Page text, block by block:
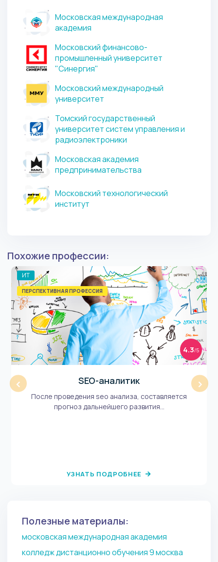
Московская международная
академия
Московский финансово-
промышленный университет
"Синергия"
Московский международный
университет
Томский государственный
университет систем управления и
радиоэлектроники
Московская академия
предпринимательства
Московский технологический
институт
Похожие профессии:
‹
ИТ
ПЕРСПЕКТИВНАЯ ПРОФЕССИЯ
4.3/5
SEO-аналитик
После проведения seo анализа, составляется
прогноз дальнейшего развития...
УЗНАТЬ ПОДРОБНЕЕ
›
Полезные материалы:
московская международная академия
колледж дистанционно обучения 9 москва